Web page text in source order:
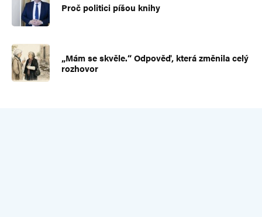
Proč politici píšou knihy
„Mám se skvěle.“ Odpověď, která změnila celý
rozhovor